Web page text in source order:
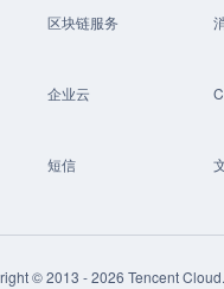
区块链服务
企业云
短信
© 2013 -2026 Tencent